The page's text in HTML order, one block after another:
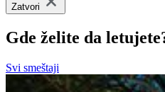
Zatvori
Gde želite da
Svi smeštaji